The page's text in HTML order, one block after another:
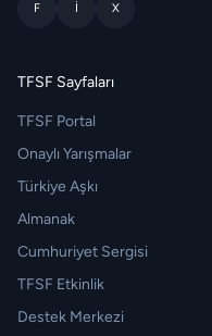
F I X
TFSF Sayfaları
TFSF Portal
Onaylı Yarışmalar
Türkiye Aşkı
Almanak
Cumhuriyet Sergisi
TFSF Etkinlik
Destek Merkezi